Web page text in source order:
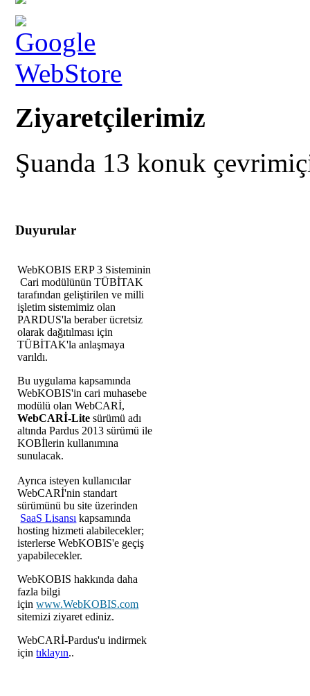
Ziyaretçilerimiz
Şuanda 13 konuk
Duyurular
WebKOBIS ERP 3 Sisteminin
Cari modülünün TÜBİTAK
tarafından geliştirilen ve milli
işletim sistemimiz olan
PARDUS'la beraber ücretsiz
olarak dağıtılması için
TÜBİTAK'la anlaşmaya
varıldı.
Bu uygulama kapsamında
WebKOBIS'in cari muhasebe
modülü olan WebCARİ,
WebCARİ-Lite sürümü adı
altında Pardus 2013 sürümü ile
KOBİlerin kullanımına
sunulacak.
Ayrıca isteyen kullanıcılar
WebCARİ'nin standart
sürümünü bu site üzerinden
SaaS Lisansı kapsamında
hosting hizmeti alabilecekler;
isterlerse WebKOBIS'e geçiş
yapabilecekler.
WebKOBIS hakkında daha
fazla bilgi
içinwww.WebKOBIS.com
sitemizi ziyaret ediniz.
WebCARİ-Pardus'u indirmek
içintıklayın..